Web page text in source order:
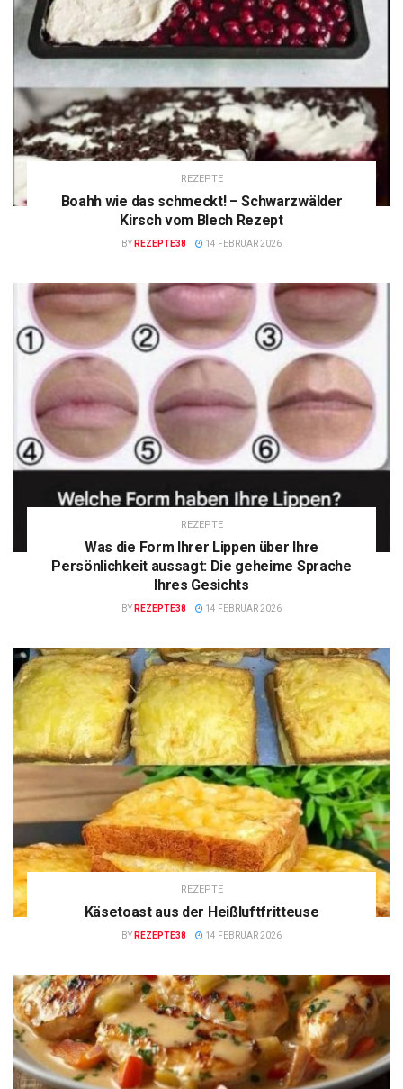
REZEPTE
Boahh wie das schmeckt! – Schwarzwälder
Kirsch vom Blech Rezept
BY REZEPTE38 14 FEBRUAR 2026
REZEPTE
Was die Form Ihrer Lippen über Ihre
Persönlichkeit aussagt: Die geheime Sprache
Ihres Gesichts
BY REZEPTE38 14 FEBRUAR 2026
REZEPTE
Käsetoast aus der Heißluftfritteuse
BY REZEPTE38 14 FEBRUAR 2026